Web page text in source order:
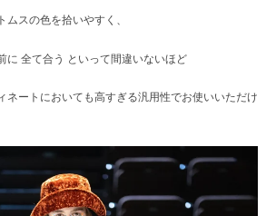
スの色を拾いやすく、
に 全て合う といって間違いないほど
ネートにおいても高すぎる汎用性でお使いいただけ